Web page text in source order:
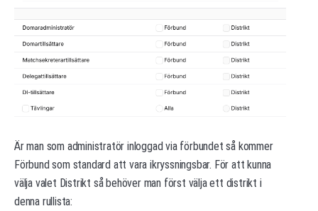
Är man som administratör inloggad via förbundet så kommer
Förbund som standard att vara ikryssningsbar. För att kunna
välja valet Distrikt så behöver man först välja ett distrikt i
denna rullista: